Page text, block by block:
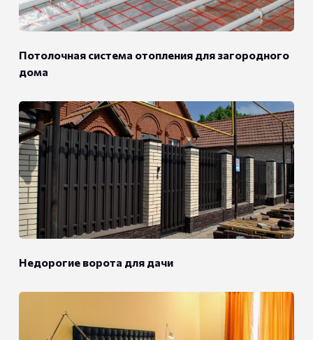
Потолочная система отопления для загородного
дома
Недорогие ворота для дачи